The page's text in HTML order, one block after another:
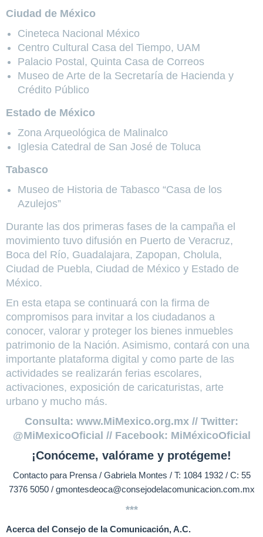
Ciudad de México
Cineteca Nacional México
Centro Cultural Casa del Tiempo, UAM
Palacio Postal, Quinta Casa de Correos
Museo de Arte de la Secretaría de Hacienda y
Crédito Público
Estado de México
Zona Arqueológica de Malinalco
Iglesia Catedral de San José de Toluca
Tabasco
Museo de Historia de Tabasco “Casa de los
Azulejos”
Durante las dos primeras fases de la campaña el
movimiento tuvo difusión en Puerto de Veracruz,
Boca del Río, Guadalajara, Zapopan, Cholula,
Ciudad de Puebla, Ciudad de México y Estado de
México.
En esta etapa se continuará con la firma de
compromisos para invitar a los ciudadanos a
conocer, valorar y proteger los bienes inmuebles
patrimonio de la Nación. Asimismo, contará con una
importante plataforma digital y como parte de las
actividades se realizarán ferias escolares,
activaciones, exposición de caricaturistas, arte
urbano y mucho más.
Consulta: www.MiMexico.org.mx // Twitter:
@MiMexicoOficial // Facebook: MiMéxicoOficial
¡Conóceme, valórame y protégeme!
Contacto para Prensa / Gabriela Montes / T: 1084 1932 / C: 55
7376 5050 / gmontesdeoca@consejodelacomunicacion.com.mx
***
Acerca del Consejo de la Comunicación, A.C.